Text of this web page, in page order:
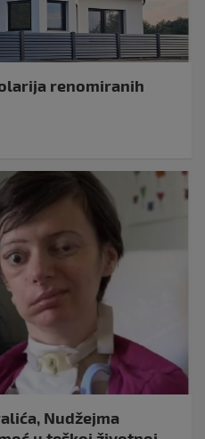
renomiranih
Nudžejma